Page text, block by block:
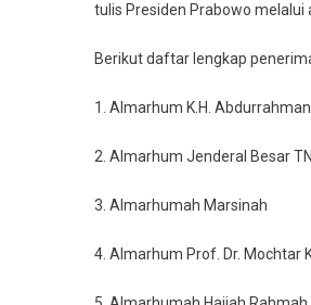
tulis Presiden Prabowo
Berikut daftar lengkap
1. Almarhum K.H.
2. Almarhum Jenderal Besar
3. Almarhumah Marsinah
4. Almarhum Prof. Dr. Mochtar